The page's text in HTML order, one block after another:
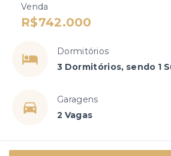
Venda
R$742.000
Dormitórios
3 Dormitórios, sendo 1
Garagens
2 Vagas